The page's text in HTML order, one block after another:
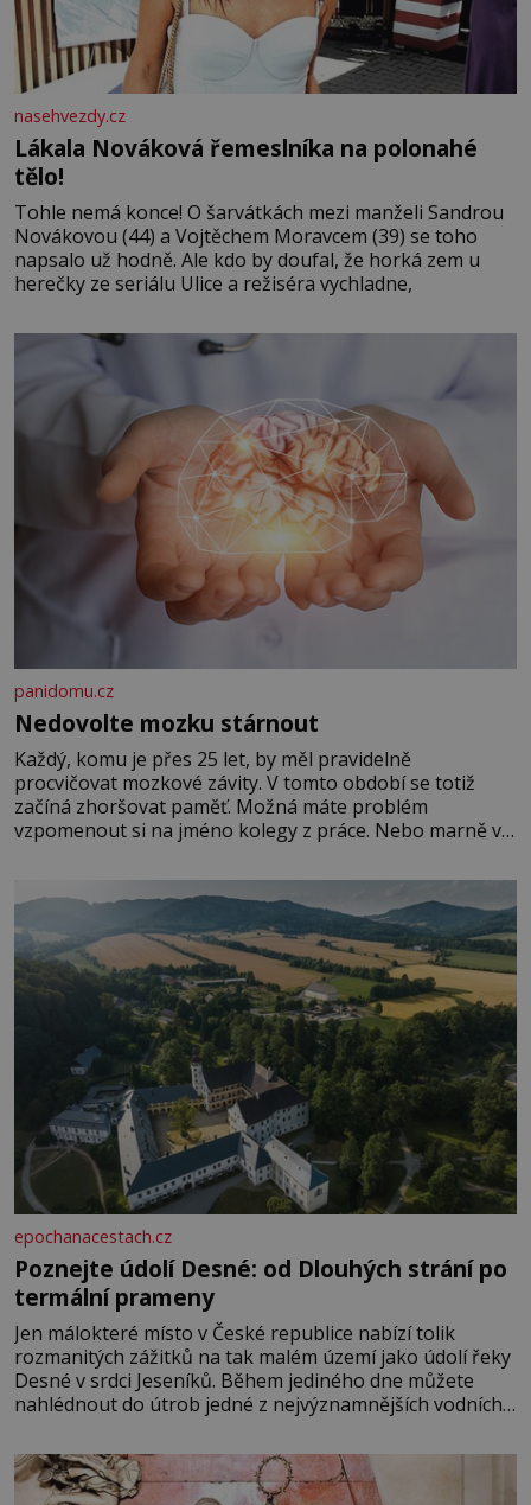
nasehvezdy.cz
Lákala Nováková řemeslníka na polonahé
tělo!
Tohle nemá konce! O šarvátkách mezi manželi Sandrou
Novákovou (44) a Vojtěchem Moravcem (39) se toho
napsalo už hodně. Ale kdo by doufal, že horká zem u
herečky ze seriálu Ulice a režiséra vychladne,
panidomu.cz
Nedovolte mozku stárnout
Každý, komu je přes 25 let, by měl pravidelně
procvičovat mozkové závity. V tomto období se totiž
začíná zhoršovat paměť. Možná máte problém
vzpomenout si na jméno kolegy z práce. Nebo marně v
Je to opravdu tak, s věkem jako kdyby se paměť
rozhodla stávkovat. Cvičte
epochanacestach.cz
Poznejte údolí Desné: od Dlouhých strání po
termální prameny
Jen málokteré místo v České republice nabízí tolik
rozmanitých zážitků na tak malém území jako údolí řeky
Desné v srdci Jeseníků. Během jediného dne můžete
nahlédnout do útrob jedné z nejvýznamnějších vodních
se na koloběžce a den zakončit poznáváním památek ve
Velkých Losinách nebo v termálním